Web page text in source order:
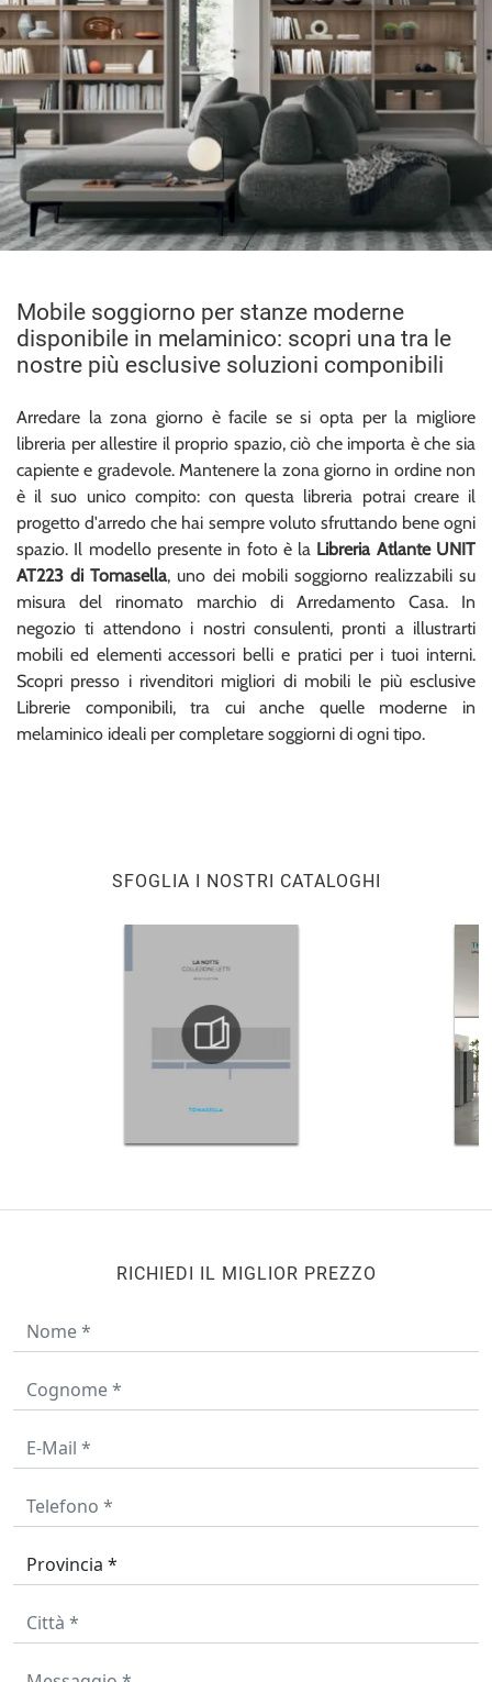
Mobile soggiorno per stanze moderne
disponibile in melaminico: scopri una tra le
nostre più esclusive soluzioni componibili
Arredare la zona giorno è facile se si opta per la migliore
libreria per allestire il proprio spazio, ciò che importa è che sia
capiente e gradevole. Mantenere la zona giorno in ordine non
è il suo unico compito: con questa libreria potrai creare il
progetto d'arredo che hai sempre voluto sfruttando bene ogni
spazio. Il modello presente in foto è la Libreria Atlante UNIT
AT223 di Tomasella, uno dei mobili soggiorno realizzabili su
misura del rinomato marchio di Arredamento Casa. In
negozio ti attendono i nostri consulenti, pronti a illustrarti
mobili ed elementi accessori belli e pratici per i tuoi interni.
Scopri presso i rivenditori migliori di mobili le più esclusive
Librerie componibili, tra cui anche quelle moderne in
melaminico ideali per completare soggiorni di ogni tipo.
SFOGLIA I NOSTRI CATALOGHI
RICHIEDI IL MIGLIOR PREZZO